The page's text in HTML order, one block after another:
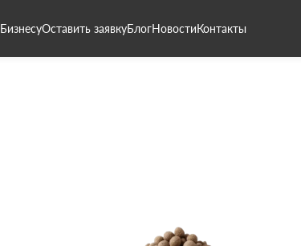
БизнесуОставить заявкуБлогНовостиКонтакты